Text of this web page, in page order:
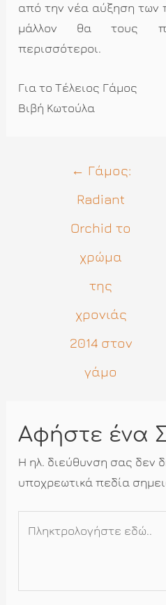
από την νέα αύξηση των
μάλλον θα τους
περισσότεροι.
Για το Τέλειος Γάμος
Βιβή Κωτούλα
Πλοήγηση
← Γάμος:
Radiant
Orchid το
χρώμα
της
χρονιάς
2014 στον
γάμο
Αφήστε ένα
Η ηλ. διεύθυνση σας δεν
υποχρεωτικά πεδία